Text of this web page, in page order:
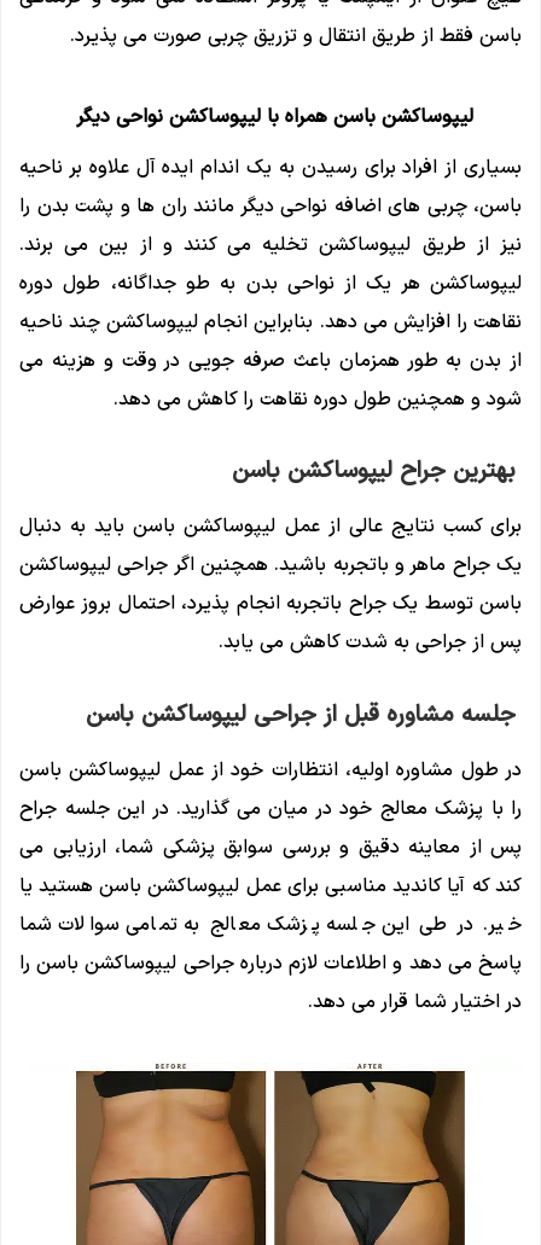
باسن فقط از طریق انتقال و تزریق چربی صورت می پذیرد.
لیپوساکشن باسن همراه با لیپوساکشن نواحی دیگر
بسیاری از افراد برای رسیدن به یک اندام ایده آل علاوه بر ناحیه
باسن، چربی های اضافه نواحی دیگر مانند ران ها و پشت بدن را
نیز از طریق لیپوساکشن تخلیه می کنند و از بین می برند.
لیپوساکشن هر یک از نواحی بدن به طو جداگانه، طول دوره
نقاهت را افزایش می دهد. بنابراین انجام لیپوساکشن چند ناحیه
از بدن به طور همزمان باعث صرفه جویی در وقت و هزینه می
شود و همچنین طول دوره نقاهت را کاهش می دهد.
بهترین جراح لیپوساکشن باسن
برای کسب نتایج عالی از عمل لیپوساکشن باسن باید به دنبال
یک جراح ماهر و باتجربه باشید. همچنین اگر جراحی لیپوساکشن
باسن توسط یک جراح باتجربه انجام پذیرد، احتمال بروز عوارض
پس از جراحی به شدت کاهش می یابد.
جلسه مشاوره قبل از جراحی لیپوساکشن باسن
در طول مشاوره اولیه، انتظارات خود از عمل لیپوساکشن باسن
را با پزشک معالج خود در میان می گذارید. در این جلسه جراح
پس از معاینه دقیق و بررسی سوابق پزشکی شما، ارزیابی می
کند که آیا کاندید مناسبی برای عمل لیپوساکشن باسن هستید یا
خیر. در طی این جلسه پزشک معالج به تمامی سوالات شما
پاسخ می دهد و اطلاعات لازم درباره جراحی لیپوساکشن باسن را
در اختیار شما قرار می دهد.